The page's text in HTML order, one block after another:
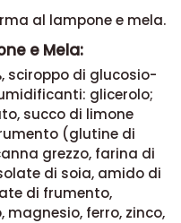
al lampone e mela.
e Mela:
sciroppo di glucosio-
glicerolo;
succo di limone
(glutine di
grezzo, farina di
di soia, amido di
di frumento,
ferro, zinco,